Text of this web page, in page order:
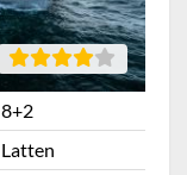
8+2
Latten